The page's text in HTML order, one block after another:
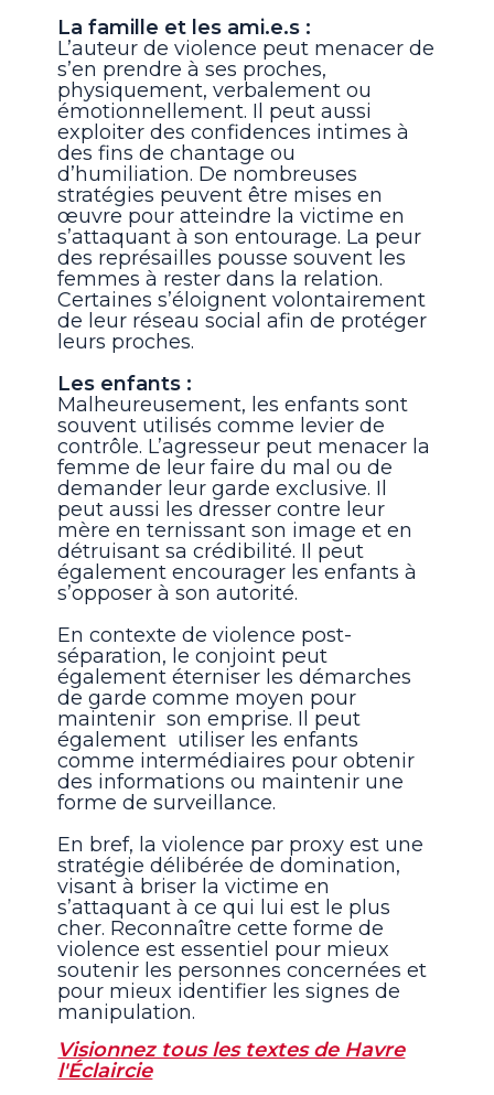
La famille et les ami.e.s :
L’auteur de violence peut menacer de
s’en prendre à ses proches,
physiquement, verbalement ou
émotionnellement. Il peut aussi
exploiter des confidences intimes à
des fins de chantage ou
d’humiliation. De nombreuses
stratégies peuvent être mises en
œuvre pour atteindre la victime en
s’attaquant à son entourage. La peur
des représailles pousse souvent les
femmes à rester dans la relation.
Certaines s’éloignent volontairement
de leur réseau social afin de protéger
leurs proches.
Les enfants :
Malheureusement, les enfants sont
souvent utilisés comme levier de
contrôle. L’agresseur peut menacer la
femme de leur faire du mal ou de
demander leur garde exclusive. Il
peut aussi les dresser contre leur
mère en ternissant son image et en
détruisant sa crédibilité. Il peut
également encourager les enfants à
s’opposer à son autorité.
En contexte de violence post-
séparation, le conjoint peut
également éterniser les démarches
de garde comme moyen pour
maintenir son emprise. Il peut
également utiliser les enfants
comme intermédiaires pour obtenir
des informations ou maintenir une
forme de surveillance.
En bref, la violence par proxy est une
stratégie délibérée de domination,
visant à briser la victime en
s’attaquant à ce qui lui est le plus
cher. Reconnaître cette forme de
violence est essentiel pour mieux
soutenir les personnes concernées et
pour mieux identifier les signes de
manipulation.
Visionnez tous les textes de Havre
l'Éclaircie